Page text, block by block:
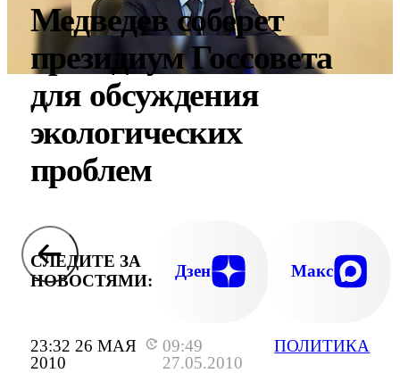
23:32 26 МАЯ
2010
09:49
27.05.2010
ПОЛИТИКА
Медведев соберет
президиум Госсовета
для обсуждения
экологических
проблем
СЛЕДИТЕ ЗА
НОВОСТЯМИ:
Дзен Макс